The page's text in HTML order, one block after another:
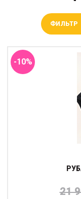
ФИЛЬТР
-10%
Легкая и
сочетает в себе
модель за ее
21